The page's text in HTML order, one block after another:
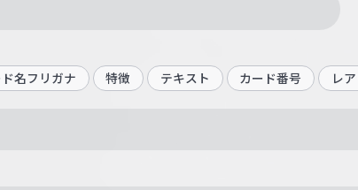
名フリガナ 特徴 テキスト カード番号 レ